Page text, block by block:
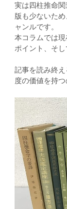
実は四柱推命
版も少ないため
ャンルです。
本コラムでは
ポイント、そし
記事を読み終
度の価値を持